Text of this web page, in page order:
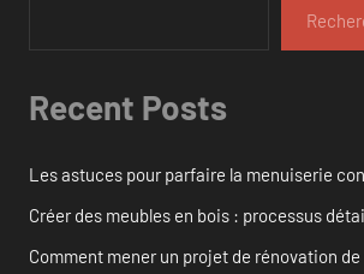
Recent Posts
Les astuces pour parfaire la menuiserie
Créer des meubles en bois : processus
Comment mener un projet de rénovation